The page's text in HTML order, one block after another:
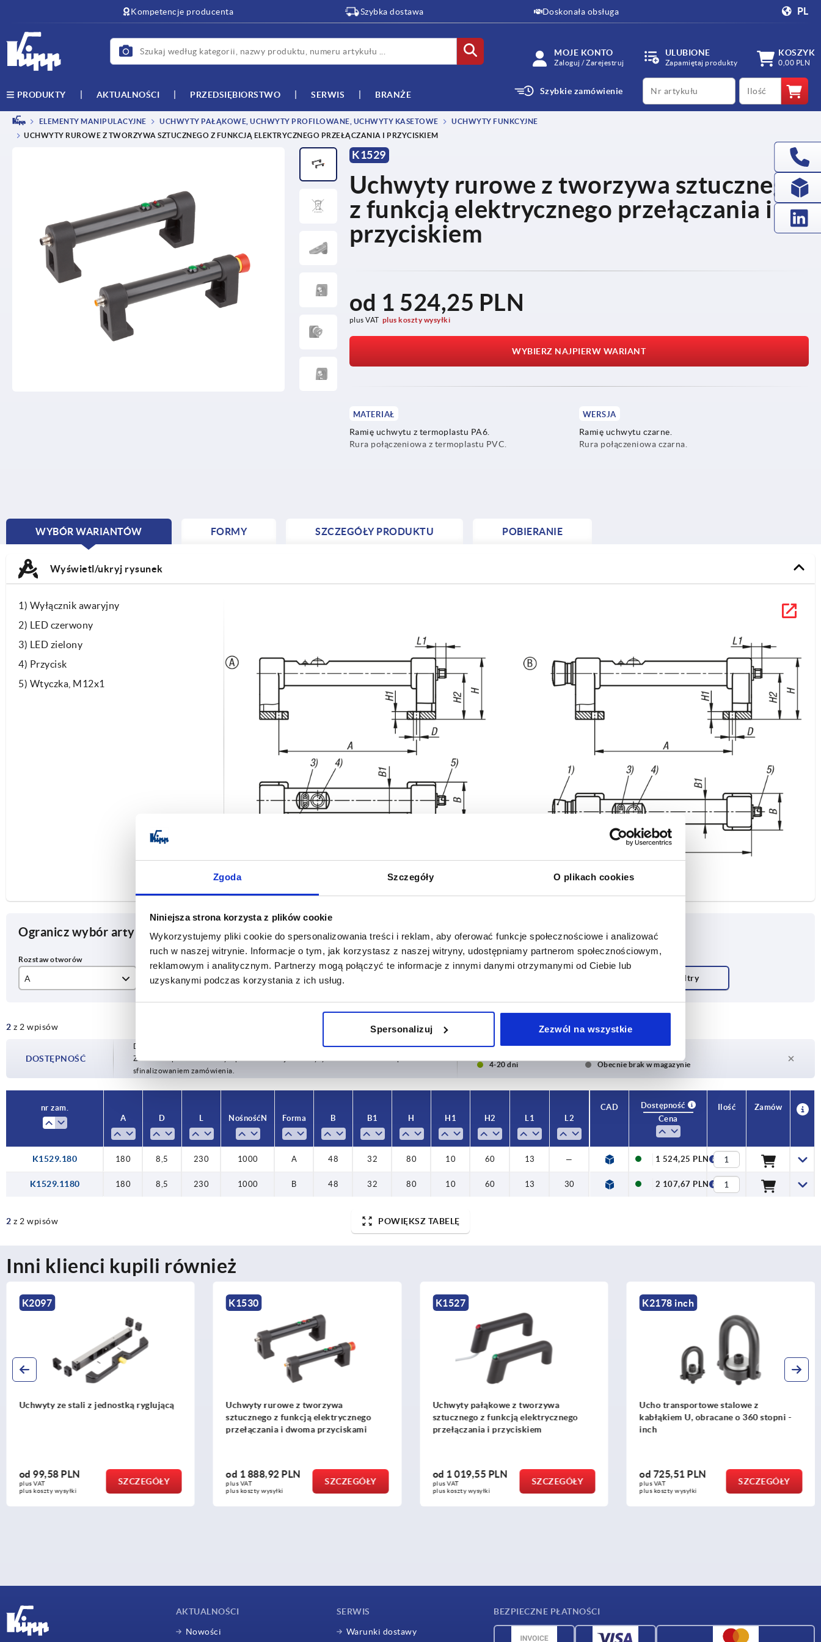
Zgoda Szczegóły O plikach cookies
Niniejsza strona korzysta z plików cookie
Wykorzystujemy pliki cookie do spersonalizowania treści i reklam, aby oferować funkcje społecznościowe i analizować
ruch w naszej witrynie. Informacje o tym, jak korzystasz z naszej witryny, udostępniamy partnerom społecznościowym,
reklamowym i analitycznym. Partnerzy mogą połączyć te informacje z innymi danymi otrzymanymi od Ciebie lub
uzyskanymi podczas korzystania z ich usług.
Spersonalizuj Zezwól na wszystkie
Kompetencje producenta Szybka dostawa Doskonała obsługa PL
MOJE KONTO
Zaloguj / Zarejestruj
ULUBIONE
Zapamiętaj produkty
KOSZYK
0,00 PLN
PRODUKTY AKTUALNOŚCI PRZEDSIĘBIORSTWO SERWIS BRANŻE Szybkie zamówienie
productCode qty
ELEMENTY MANIPULACYJNE UCHWYTY PAŁĄKOWE, UCHWYTY PROFILOWANE, UCHWYTY KASETOWE
UCHWYTY FUNKCYJNE
UCHWYTY RUROWE Z TWORZYWA SZTUCZNEGO Z FUNKCJĄ ELEKTRYCZNEGO PRZEŁĄCZANIA I PRZYCISKIEM
K1529
Uchwyty rurowe z tworzywa sztucznego
z funkcją elektrycznego przełączania i
przyciskiem
od 1 524,25 PLN
plus VAT plus koszty wysyłki
WYBIERZ NAJPIERW WARIANT
MATERIAŁ
Ramię uchwytu z termoplastu PA6.
Rura połączeniowa z termoplastu PVC.
WERSJA
Ramię uchwytu czarne.
Rura połączeniowa czarna.
WYBÓR WARIANTÓW
CURRENT
FORMY SZCZEGÓŁY PRODUKTU POBIERANIE
Wyświetl/ukryj rysunek
1) Wyłącznik awaryjny
2) LED czerwony
3) LED zielony
4) Przycisk
5) Wtyczka, M12x1
Ogranicz wybór artykułu
A
8,5
L
230 1000 A
2 z 2 wpisów POWIĘKSZ TABELĘ
DOSTĘPNOŚĆ
Dostępność jest aktualizowana kilka razy dziennie w regularnych odstępach czasu.
Zostaniesz poinformowany o potwierdzonej dacie wysyłki w ostatnim kroku przed
sfinalizowaniem zamówienia.
4-20 dni
Obecnie brak w magazynie
nr zam.
A
D Nośność N Forma B B1 H H1 H2 L1 L2
CAD
Dostępność
Cena
Ilość Zamów
K1529.180 180 8,5 230 1000 A 48 32 80 10 60 13 — 1 524,25 PLN
K1529.1180 180 8,5 230 1000 B 48 32 80 10 60 13 30 2 107,67 PLN
2 z 2 wpisów POWIĘKSZ TABELĘ
Inni klienci kupili również
ryglującą
Uchwyty rurowe z tworzywa
sztucznego z funkcją elektrycznego
przełączania i dwoma przyciskami
od
plus VAT
plus koszty wysyłki
SZCZEGÓŁY
Uchwyty pałąkowe z tworzywa
sztucznego z funkcją elektrycznego
przełączania i przyciskiem
od
plus VAT
plus koszty wysyłki
SZCZEGÓŁY
Ucho transportowe stalowe z
kabłąkiem U, obracane o 360 stopni -
inch
od
plus VAT
plus koszty wysyłki
SZCZEGÓŁY
Trzpień ustalający z
jednoskrzydłowym stal
od
plus VAT
plus koszty wysyłki
AKTUALNOŚCI
Nowości
SERWIS
Warunki dostawy
BEZPIECZNE PŁATNOŚCI